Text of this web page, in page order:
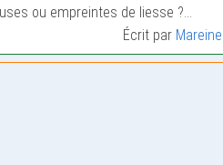
ou empreintes de liesse ?…
Écrit par Mareine